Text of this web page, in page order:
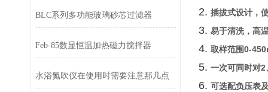
2. 插拔式设计，
3. 易于清洗， 高
4. 取样范围0-
5. 一次可同时对
6. 可选配负压表
BLC系列多功能玻璃砂芯过滤器
Feb-85数显恒温加热磁力搅拌器
水浴氮吹仪在使用时需要注意那几点